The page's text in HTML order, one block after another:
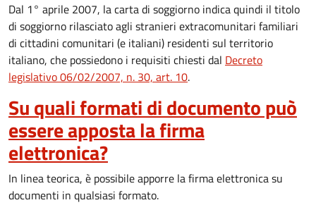
Dal 1° aprile 2007, la carta di soggiorno indica quindi il titolo
di soggiorno rilasciato agli stranieri extracomunitari familiari
di cittadini comunitari (e italiani) residenti sul territorio
italiano, che possiedono i requisiti chiesti dal Decreto
legislativo 06/02/2007, n. 30, art. 10.
Su quali formati di documento può
essere apposta la firma
elettronica?
In linea teorica, è possibile apporre la firma elettronica su
documenti in qualsiasi formato.